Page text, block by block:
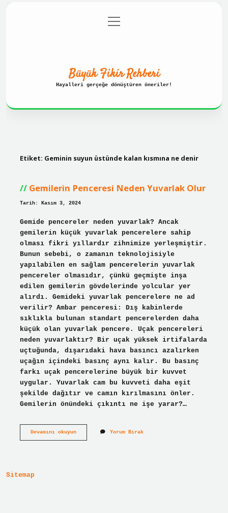
Gizlilik Politikası
menüyü
aç
Büyük Fikir Rehberi
Hayalleri gerçeğe dönüştüren öneriler!
Etiket: Geminin suyun üstünde kalan kısmına ne denir
Gemilerin Penceresi Neden Yuvarlak Olur
Tarih: Kasım 3, 2024
Gemide pencereler neden yuvarlak? Ancak
gemilerin küçük yuvarlak pencerelere sahip
olması fikri yıllardır zihnimize yerleşmiştir.
Bunun sebebi, o zamanın teknolojisiyle
yapılabilen en sağlam pencerelerin yuvarlak
pencereler olmasıdır, çünkü geçmişte inşa
edilen gemilerin gövdelerinde yolcular yer
alırdı. Gemideki yuvarlak pencerelere ne ad
verilir? Ambar penceresi: Dış kabinlerde
sıklıkla bulunan standart pencerelerden daha
küçük olan yuvarlak pencere. Uçak pencereleri
neden yuvarlaktır? Bir uçak yüksek irtifalarda
uçtuğunda, dışarıdaki hava basıncı azalırken
uçağın içindeki basınç aynı kalır. Bu basınç
farkı uçak pencerelerine büyük bir kuvvet
uygular. Yuvarlak cam bu kuvveti daha eşit
şekilde dağıtır ve camın kırılmasını önler.
Gemilerin önündeki çıkıntı ne işe yarar?…
Devamını okuyunGemilerin
Yorum Bırak
Sitemap